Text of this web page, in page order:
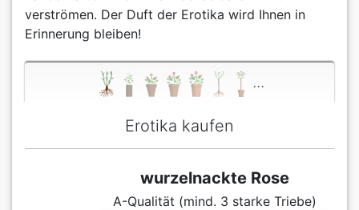
verströmen. Der Duft der Erotika wird Ihnen in
Erinnerung bleiben!
...
Erotika kaufen
wurzelnackte Rose
A-Qualität (mind. 3 starke Triebe)